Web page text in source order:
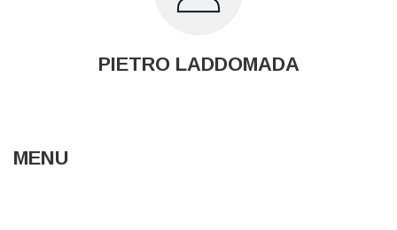
PIETRO LADDOMADA
MENU